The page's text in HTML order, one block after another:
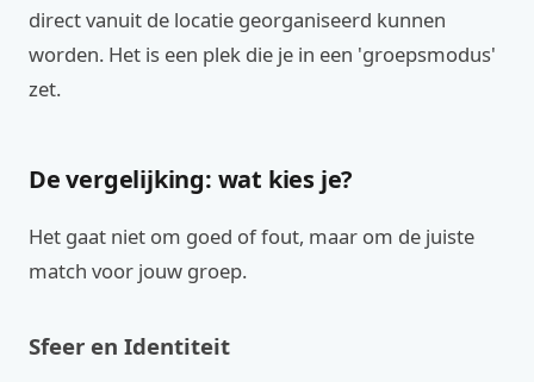
direct vanuit de locatie georganiseerd kunnen
worden. Het is een plek die je in een 'groepsmodus'
zet.
De vergelijking: wat kies je?
Het gaat niet om goed of fout, maar om de juiste
match voor jouw groep.
Sfeer en Identiteit